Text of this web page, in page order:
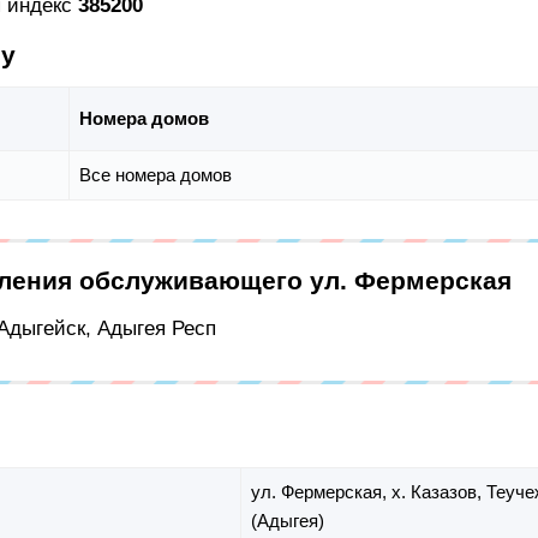
385200
Номера домов
Все номера домов
обслуживающего ул. Фермерская
Адыгея Респ
ул. Фермерская, х. Казазов,
(Адыгея)